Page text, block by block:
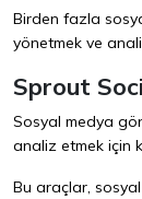
Birden fazla
yönetmek ve
Sprout
Sosyal medya
analiz etmek için
Bu araçlar,